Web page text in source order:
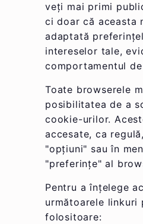
veți mai primi
ci doar că aceasta
adaptată
intereselor tale,
comportamentul
Toate browserele
posibilitatea de a
cookie-urilor.
accesate, ca
"opțiuni" sau în
"preferințe" al
Pentru a înțelege
următoarele linkuri
folositoare: